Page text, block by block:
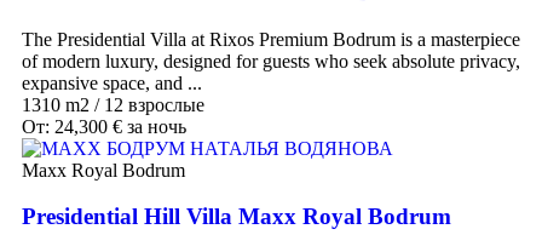
The Presidential Villa at Rixos Premium Bodrum is a masterpiece
of modern luxury, designed for guests who seek absolute privacy,
expansive space, and ...
1310 m2 / 12 взрослые
От: 24,300 € за ночь
Maxx Royal Bodrum
Presidential Hill Villa Maxx Royal Bodrum